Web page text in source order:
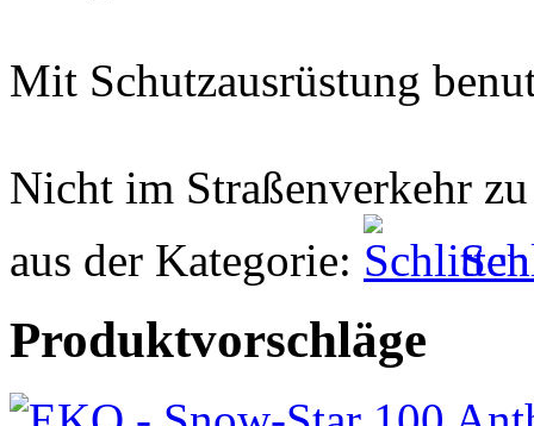
Mit Schutzausrüstung
Nicht im Straßenverkehr
aus der Kategorie:
Produktvorschläge